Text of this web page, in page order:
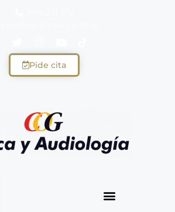
Pide cita